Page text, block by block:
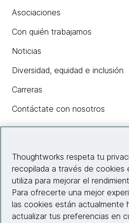
Asociaciones
Con quién trabajamos
Noticias
Diversidad, equidad e inclusión
Carreras
Contáctate con nosotros
Información del sitio web
Conecta con
Thoughtworks respeta tu
recopilada a través de cookies
utiliza para mejorar el
Para ofrecerte una mejor
las cookies están actualmente
actualizar tus preferencias en